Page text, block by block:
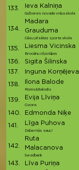
133. Ieva Kalniņa
Gulbenes novada vidusskola
134.
Madara
Grauduma
Cēsu pilsētas sporta skola
135. Liesma Vicinska
Brocēnu cilpotājas
136. Sigita Šilinska
137.
Inguna Korņējeva
138. Ilona Balode
Ronis&Balodis
139. Evija Līviņa
Ozons
140. Edmonda Niķe
141. Līga Puhova
Daba mūs sauc!
142.
Ruta
Malacanova
Swedbank
143. Līva Puriņa